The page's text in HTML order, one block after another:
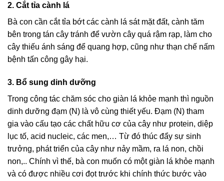
2. Cắt tỉa cành lá
Bà con cần cắt tỉa bớt các cành lá sát mặt đất, cành tăm
bên trong tán cây tránh để vườn cây quá rậm rạp, làm cho
cây thiếu ánh sáng để quang hợp, cũng như thạn chế nấm
bệnh tấn công gây hại.
3. Bổ sung dinh dưỡng
Trong công tác chăm sóc cho giàn lá khỏe mạnh thì nguồn
dinh dưỡng đạm (N) là vô cùng thiết yếu. Đạm (N) tham
gia vào cấu tạo các chất hữu cơ của cây như protein, diệp
lục tố, acid nucleic, các men,… Từ đó thúc đẩy sự sinh
trưởng, phát triển của cây như nảy mầm, ra lá non, chồi
non,.. Chính vì thế, bà con muốn có một giàn lá khỏe mạnh
và có được nhiều cơi đọt trước khi chính thức bước vào